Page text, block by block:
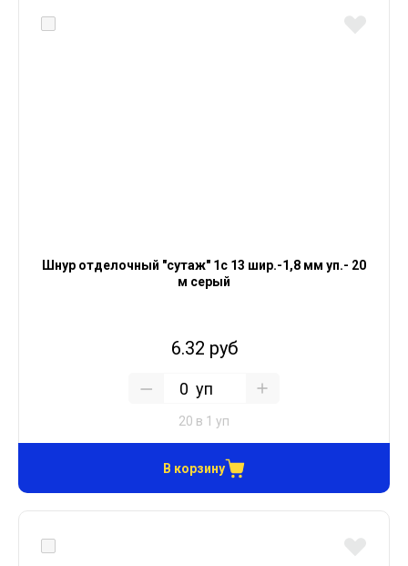
Шнур отделочный "сутаж" 1с 13 шир.-1,8 мм уп.- 20
м серый
6.32 руб
уп
20 в 1 уп
В корзину